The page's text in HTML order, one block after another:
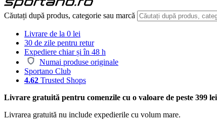
Căutați după produs, categorie sau marcă
Livrare de la 0 lei
30 de zile pentru retur
Expediere chiar și în 48 h
Numai produse originale
Sportano Club
4.62 Trusted Shops
Livrare gratuită pentru comenzile cu o valoare de peste 399
Livrarea gratuită nu include expedierile cu volum mare.